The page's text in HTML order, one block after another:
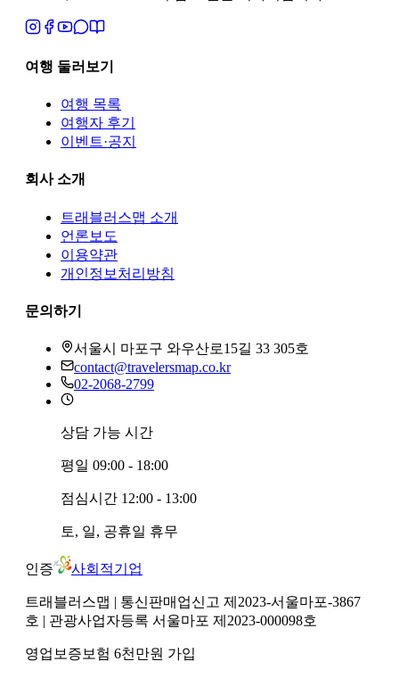
여행 둘러보기
여행 목록
여행자 후기
이벤트·공지
회사 소개
트래블러스맵 소개
언론보도
이용약관
개인정보처리방침
문의하기
서울시 마포구 와우산로15길 33 305호
contact@travelersmap.co.kr
02-2068-2799
상담 가능 시간
평일 09:00 - 18:00
점심시간 12:00 - 13:00
토, 일, 공휴일 휴무
인증 사회적기업
트래블러스맵 | 통신판매업신고 제2023-서울마포-3867
호 | 관광사업자등록 서울마포 제2023-000098호
영업보증보험 6천만원 가입